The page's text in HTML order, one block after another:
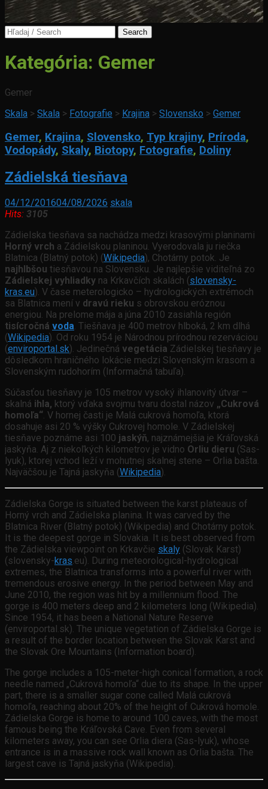
Search
Kategória: Gemer
Gemer
Skala > Skala > Fotografie > Krajina > Slovensko > Gemer
Gemer, Krajina, Slovensko, Typ krajiny, Príroda,
Vodopády, Skaly, Biotopy, Fotografie, Doliny
Zádielská tiesňava
04/12/201604/08/2026 skala
Hits: 3105
Zádielska tiesňava sa nachádza medzi krasovými planinami
Horný vrch a Zádielskou planinou. Vyerodovala ju riečka
Blatnica (Blatný potok) (Wikipedia), Chotárny potok. Je
najhlbšou tiesňavou na Slovensku. Je najlepšie viditeľná zo
Zádielskej vyhliadky na Krkavčích skalách (slovensky-
kras.eu). V čase meterologicko – hydrologických extrémoch
sa Blatnica mení v dravú rieku s obrovskou eróznou
energiou. Na prelome mája a júna 2010 zasiahla región
tisícročná voda. Tiešňava je 400 metrov hlboká, 2 km dlhá
(Wikipedia). Od roku 1954 je Národnou prírodnou rezerváciou
(enviroportal.sk). Jedinečná vegetácia Zádielskej tiesňavy je
dôsledkom hraničného lokácie medzi Slovenským krasom a
Slovenským rudohorím (Informačná tabuľa).
Súčasťou tiesňavy je 105 metrov vysoký ihlanovitý útvar –
skalná ihla, ktorý vďaka svojmu tvaru dostal názov „Cukrová
homoľa“. V hornej časti je Malá cukrová homoľa, ktorá
dosahuje asi 20 % výšky Cukrovej homole. V Zádielskej
tiesňave poznáme asi 100 jaskýň, najznámejšia je Kráľovská
jaskyňa. Aj z niekoľkých kilometrov je vidno Orliu dieru (Sas-
lyuk), ktorej vchod leží v mohutnej skalnej stene – Orlia bašta.
Najväčšou je Tajná jaskyňa (Wikipedia).
Zádielska Gorge is situated between the karst plateaus of
Horný vrch and Zádielska planina. It was carved by the
Blatnica River (Blatný potok) (Wikipedia) and Chotárny potok.
It is the deepest gorge in Slovakia. It is best observed from
the Zádielska viewpoint on Krkavčie skaly (Slovak Karst)
(slovensky-kras.eu). During meteorological-hydrological
extremes, the Blatnica transforms into a powerful river with
tremendous erosive energy. In the period between May and
June 2010, the region was hit by a millennium flood. The
gorge is 400 meters deep and 2 kilometers long (Wikipedia).
Since 1954, it has been a National Nature Reserve
(enviroportal.sk). The unique vegetation of Zádielska Gorge is
a result of the border location between the Slovak Karst and
the Slovak Ore Mountains (Information board).
The gorge includes a 105-meter-high conical formation, a rock
needle named „Cukrová homoľa“ due to its shape. In the upper
part, there is a smaller sugar cone called Malá cukrová
homoľa, reaching about 20% of the height of Cukrová homole.
Zádielska Gorge is home to around 100 caves, with the most
famous being the Kráľovská Cave. Even from several
kilometers away, you can see Orlia diera (Sas-lyuk), whose
entrance is in a massive rock wall known as Orlia bašta. The
largest cave is Tajná jaskyňa (Wikipedia).